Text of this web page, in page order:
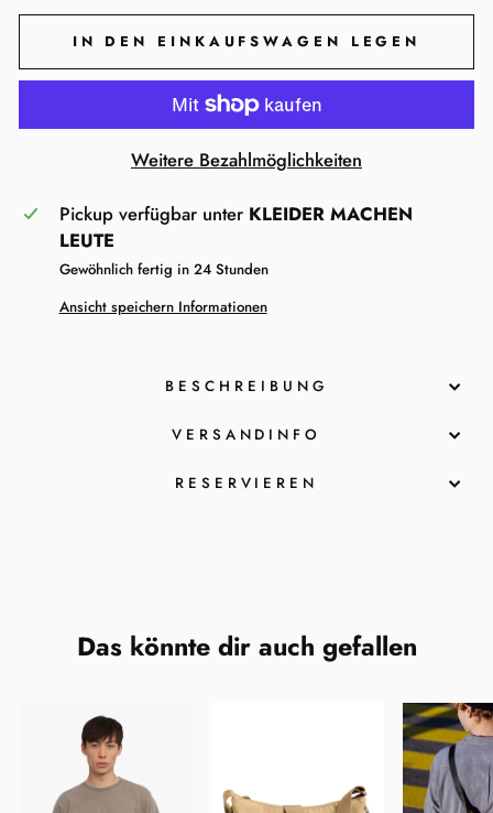
IN DEN EINKAUFSWAGEN LEGEN
Weitere Bezahlmöglichkeiten
Pickup verfügbar unter KLEIDER MACHEN
LEUTE
Gewöhnlich fertig in 24 Stunden
Ansicht speichern Informationen
BESCHREIBUNG
VERSANDINFO
RESERVIEREN
Das könnte dir auch gefallen